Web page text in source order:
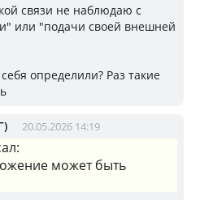
связи не наблюдаю с
или "подачи своей внешней
определили? Раз такие
20.05.2026 14:19
может быть